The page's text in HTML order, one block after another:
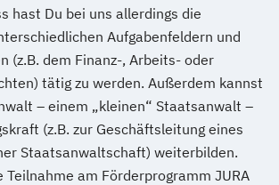
hast Du bei uns allerdings die
Aufgabenfeldern und
(z.B. dem Finanz-, Arbeits- oder
tätig zu werden. Außerdem kannst
– einem „kleinen“ Staatsanwalt –
(z.B. zur Geschäftsleitung eines
Staatsanwaltschaft) weiterbilden.
Teilnahme am Förderprogramm JURA